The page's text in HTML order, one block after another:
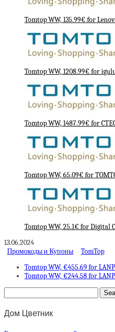
Tomtop WW, 135.99€ for
Tomtop WW, 1208.99€ for
Tomtop WW, 1487.99€ for
Tomtop WW, 65.09€ for
Tomtop WW, 25.1€ for Digital
13.06.2024
Промокоды и Купоны
TomTop
Tomtop WW, €455.69 for
Tomtop WW, €244.58 for
Дом Цветник